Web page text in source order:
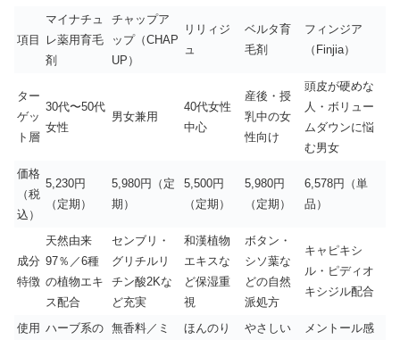
項目
マイナチュ
レ薬用育毛
剤
チャップア
ップ（CHAP
UP）
リリィジ
ュ
ベルタ育
毛剤
フィンジア
（Finjia）
ター
ゲッ
ト層
30代〜50代
女性
男女兼用
40代女性
中心
産後・授
乳中の女
性向け
頭皮が硬めな
人・ボリュー
ムダウンに悩
む男女
価格
（税
込）
5,230円
（定期）
5,980円（定
期）
5,500円
（定期）
5,980円
（定期）
6,578円（単
品）
成分
特徴
天然由来
97％／6種
の植物エキ
ス配合
センブリ・
グリチルリ
チン酸2Kな
ど充実
和漢植物
エキスな
ど保湿重
視
ボタン・
シソ葉な
どの自然
派処方
キャピキシ
ル・ピディオ
キシジル配合
使用 ハーブ系の 無香料／ミ
ほんのり
やさしい
メントール感